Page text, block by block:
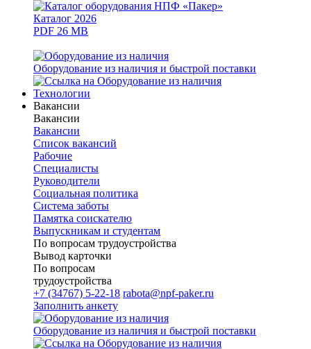
Каталог 2026
PDF 26 MB
Оборудование из наличия и быстрой поставки
Технологии
Вакансии
Вакансии
Вакансии
Список вакансий
Рабочие
Специалисты
Руководители
Cоциальная политика
Система заботы
Памятка соискателю
Выпускникам и студентам
По вопросам трудоустройства
Вывод карточки
По вопросам
трудоустройства
+7 (34767) 5-22-18 rabota@npf-paker.ru
Заполнить анкету
Оборудование из наличия и быстрой поставки